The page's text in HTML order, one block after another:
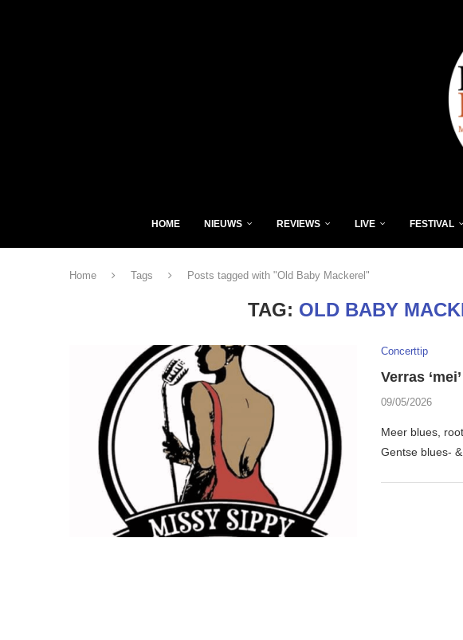
HOME NIEUWS REVIEWS LIVE FESTIVAL
Home Tags Posts tagged with "Old Baby Mackerel"
TAG: OLD BABY
Concerttip
Verras
09/05/2026
Meer blues,
Gentse blues-